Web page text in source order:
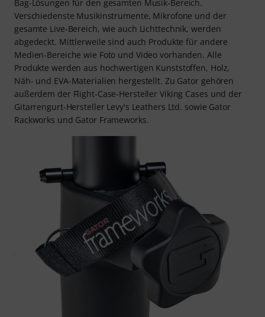
Bag-Lösungen für den gesamten Musik-Bereich.
Verschiedenste Musikinstrumente, Mikrofone und der
gesamte Live-Bereich, wie auch Lichttechnik, werden
abgedeckt. Mittlerweile sind auch Produkte für andere
Medien-Bereiche wie Foto und Video vorhanden. Alle
Produkte werden aus hochwertigen Kunststoffen, Holz,
Näh- und EVA-Materialien hergestellt. Zu Gator gehören
außerdem der Flight-Case-Hersteller Viking Cases und der
Gitarrengurt-Hersteller Levy's Leathers Ltd. sowie Gator
Rackworks und Gator Frameworks.